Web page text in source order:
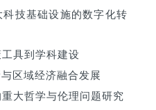
技基础设施的数字化转
具到学科建设
区域经济融合发展
大哲学与伦理问题研究